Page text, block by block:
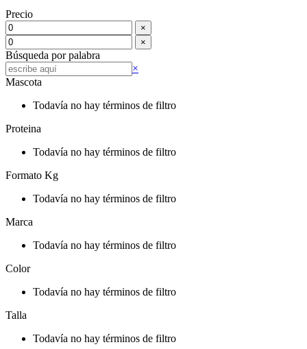
Precio
×
×
Búsqueda por palabra
Buscar
×
Mascota
Todavía no hay términos de filtro
Proteina
Todavía no hay términos de filtro
Formato Kg
Todavía no hay términos de filtro
Marca
Todavía no hay términos de filtro
Color
Todavía no hay términos de filtro
Talla
Todavía no hay términos de filtro